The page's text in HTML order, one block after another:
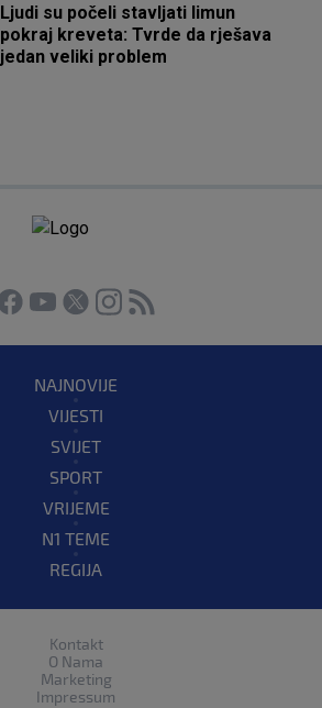
Ljudi su počeli stavljati limun
pokraj kreveta: Tvrde da rješava
jedan veliki problem
NAJNOVIJE
VIJESTI
SVIJET
SPORT
VRIJEME
N1 TEME
REGIJA
Kontakt
O Nama
Marketing
Impressum